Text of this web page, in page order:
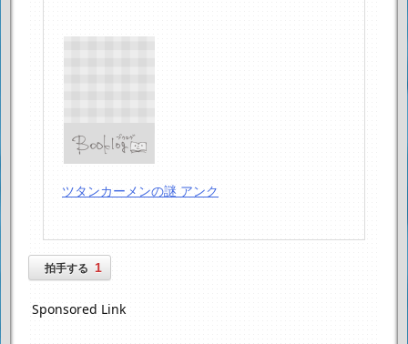
ツタンカーメンの謎 アンク
拍手する 1
Sponsored Link